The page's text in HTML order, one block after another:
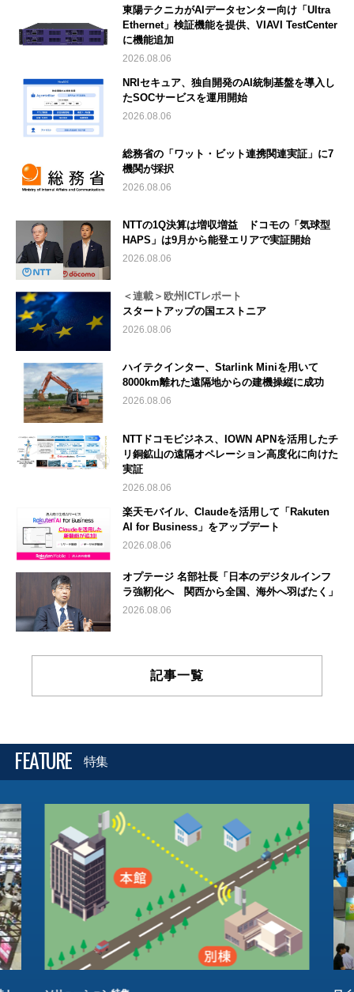
東陽テクニカがAIデータセンター向け「Ultra
Ethernet」検証機能を提供、VIAVI TestCenter
に機能追加
2026.08.06
NRIセキュア、独自開発のAI統制基盤を導入し
たSOCサービスを運用開始
2026.08.06
総務省の「ワット・ビット連携関連実証」に7
機関が採択
2026.08.06
NTTの1Q決算は増収増益 ドコモの「気球型
HAPS」は9月から能登エリアで実証開始
2026.08.06
＜連載＞欧州ICTレポート
スタートアップの国エストニア
2026.08.06
ハイテクインター、Starlink Miniを用いて
8000km離れた遠隔地からの建機操縦に成功
2026.08.06
NTTドコモビジネス、IOWN APNを活用したチ
リ銅鉱山の遠隔オペレーション高度化に向けた
実証
2026.08.06
楽天モバイル、Claudeを活用して「Rakuten
AI for Business」をアップデート
2026.08.06
オプテージ 名部社長「日本のデジタルインフ
ラ強靭化へ 関西から全国、海外へ羽ばたく」
2026.08.06
記事一覧
FEATURE 特集